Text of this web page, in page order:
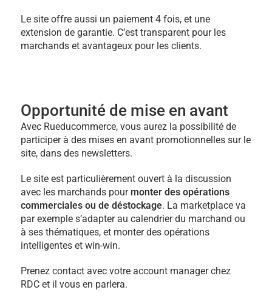
Opportunité de mise en avant
Avec Rueducommerce, vous aurez la possibilité de
participer à des mises en avant promotionnelles sur le
site, dans des newsletters.
Le site est particulièrement ouvert à la discussion
avec les marchands pour monter des opérations
commerciales ou de déstockage. La marketplace va
par exemple s’adapter au calendrier du marchand ou
à ses thématiques, et monter des opérations
intelligentes et win-win.
Prenez contact avec votre account manager chez
RDC et il vous en parlera.
Le site offre aussi un paiement 4 fois, et une
extension de garantie. C’est transparent pour les
marchands et avantageux pour les clients.